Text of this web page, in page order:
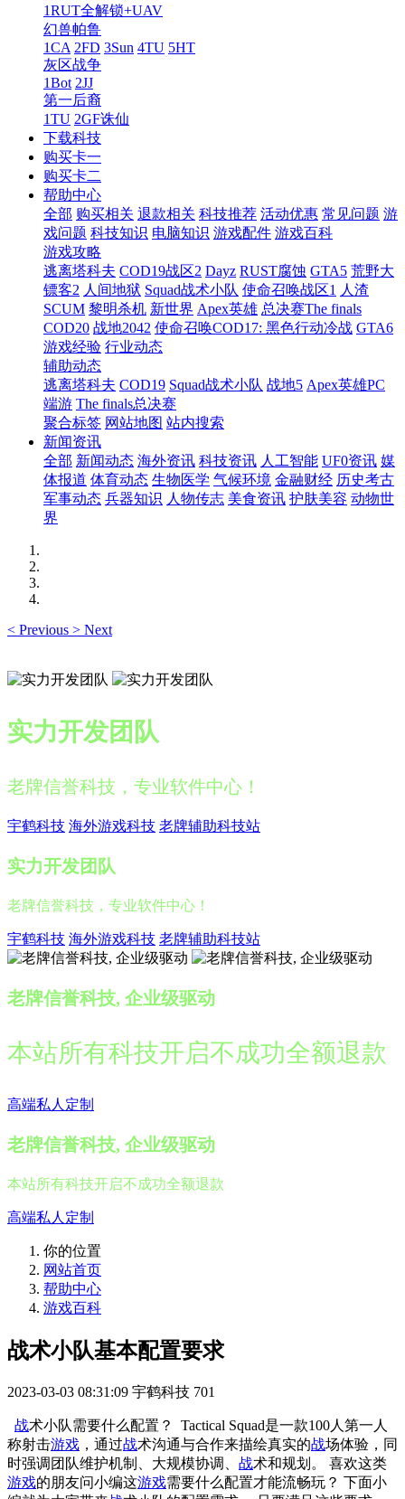
1RUT全解锁+UAV
幻兽帕鲁
1CA 2FD 3Sun 4TU 5HT
灰区战争
1Bot 2JJ
第一后裔
1TU 2GF诛仙
下载科技
购买卡一
购买卡二
帮助中心
全部 购买相关 退款相关 科技推荐 活动优惠 常见问题 游
戏问题 科技知识 电脑知识 游戏配件 游戏百科
游戏攻略
逃离塔科夫 COD19战区2 Dayz RUST腐蚀 GTA5 荒野大
镖客2 人间地狱 Squad战术小队 使命召唤战区1 人渣
SCUM 黎明杀机 新世界 Apex英雄 总决赛The finals
COD20 战地2042 使命召唤COD17: 黑色行动冷战 GTA6
游戏经验 行业动态
辅助动态
逃离塔科夫 COD19 Squad战术小队 战地5 Apex英雄PC
端游 The finals总决赛
聚合标签 网站地图 站内搜索
新闻资讯
全部 新闻动态 海外资讯 科技资讯 人工智能 UF0资讯 媒
体报道 体育动态 生物医学 气候环境 金融财经 历史考古
军事动态 兵器知识 人物传志 美食资讯 护肤美容 动物世
界
< Previous > Next
实力开发团队
老牌信誉科技，专业软件中心！
宇鹤科技 海外游戏科技 老牌辅助科技站
实力开发团队
老牌信誉科技，专业软件中心！
宇鹤科技 海外游戏科技 老牌辅助科技站
老牌信誉科技, 企业级驱动
本站所有科技开启不成功全额退款
高端私人定制
老牌信誉科技, 企业级驱动
本站所有科技开启不成功全额退款
高端私人定制
你的位置
网站首页
帮助中心
游戏百科
战术小队基本配置要求
2023-03-03 08:31:09 宇鹤科技 701
战术小队需要什么配置？ Tactical Squad是一款100人第一人
称射击游戏 ，通过战术沟通与合作来描绘真实的战场体验，同
时强调团队维护机制、大规模协调、 战术和规划。 喜欢这类
游戏的朋友问小编这游戏需要什么配置才能流畅玩？ 下面小